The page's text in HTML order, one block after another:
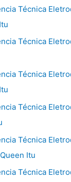
Técnica
Técnica
Técnica
Técnica
Técnica
Itu
Técnica